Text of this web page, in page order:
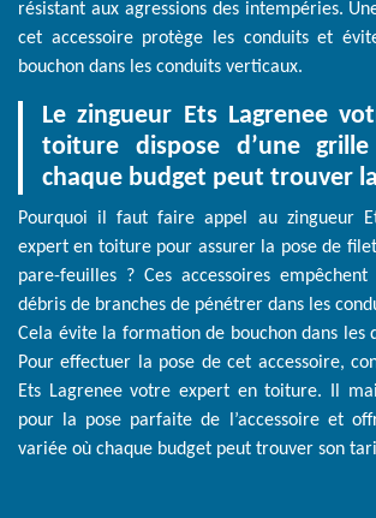
résistant aux agressions des intempéries.
cet accessoire protège les conduits et
bouchon dans les conduits verticaux.
Le zingueur Ets Lagrenee
toiture dispose d’une
chaque budget peut trouver
Pourquoi il faut faire appel au zingueur
expert en toiture pour assurer la pose de
pare-feuilles ? Ces accessoires
débris de branches de pénétrer dans les
Cela évite la formation de bouchon dans les
Pour effectuer la pose de cet accessoire,
Ets Lagrenee votre expert en toiture. Il
pour la pose parfaite de l’accessoire et
variée où chaque budget peut trouver son